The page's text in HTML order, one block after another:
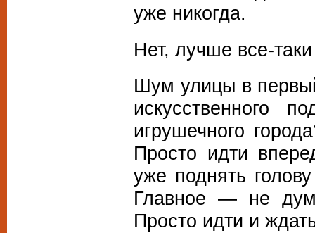
уже никогда.
Нет, лучше все-
Шум улицы в
искусственного
игрушечного
Просто идти
уже поднять
Главное — не
Просто идти и